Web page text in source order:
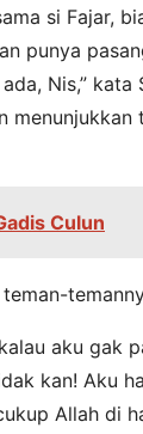
si Fajar,
punya
Nis,” kata
menunjukkan
Culun
aku gak
kan! Aku
Allah di